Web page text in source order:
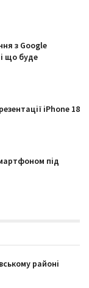
з Google
що буде
iPhone 18
під
районі